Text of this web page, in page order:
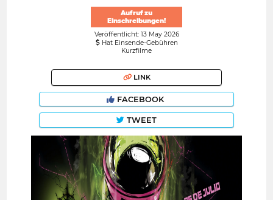
Aufruf zu
Einschreibungen!
Veröffentlicht: 13 May 2026
Hat Einsende-Gebühren
Kurzfilme
LINK
FACEBOOK
TWEET